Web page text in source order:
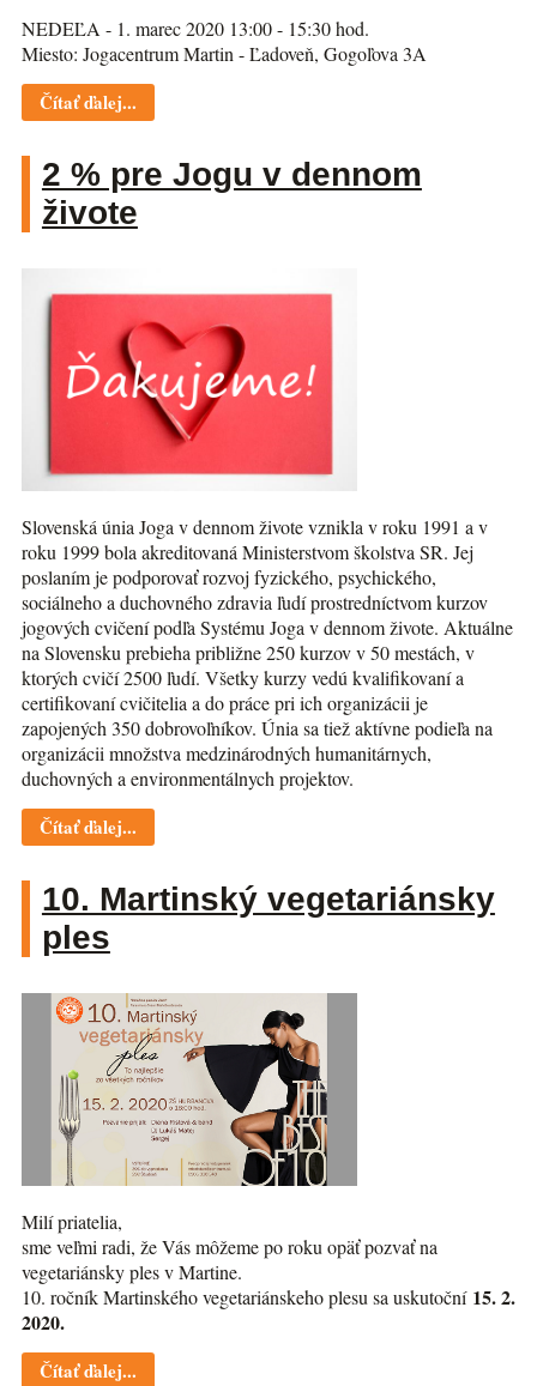
NEDEĽA - 1. marec 2020 13:00 - 15:30 hod.
Miesto: Jogacentrum Martin - Ľadoveň, Gogoľova 3A
Čítať ďalej...
2 % pre Jogu v dennom
živote
Slovenská únia Joga v dennom živote vznikla v roku 1991 a v
roku 1999 bola akreditovaná Ministerstvom školstva SR. Jej
poslaním je podporovať rozvoj fyzického, psychického,
sociálneho a duchovného zdravia ľudí prostredníctvom kurzov
jogových cvičení podľa Systému Joga v dennom živote. Aktuálne
na Slovensku prebieha približne 250 kurzov v 50 mestách, v
ktorých cvičí 2500 ľudí. Všetky kurzy vedú kvalifikovaní a
certifikovaní cvičitelia a do práce pri ich organizácii je
zapojených 350 dobrovoľníkov. Únia sa tiež aktívne podieľa na
organizácii množstva medzinárodných humanitárnych,
duchovných a environmentálnych projektov.
Čítať ďalej...
10. Martinský vegetariánsky
ples
Milí priatelia,
sme veľmi radi, že Vás môžeme po roku opäť pozvať na
vegetariánsky ples v Martine.
10. ročník Martinského vegetariánskeho plesu sa uskutoční 15. 2.
2020.
Čítať ďalej...